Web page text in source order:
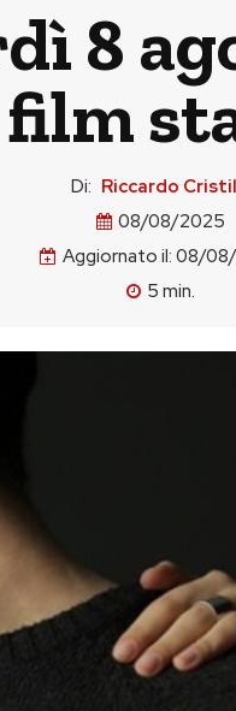
8
film
Di: Riccardo
08/08/2025
Aggiornato il: 08/
5 min.